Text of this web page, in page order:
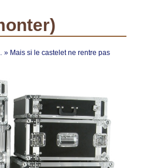
» Mais si le castelet ne rentre pas